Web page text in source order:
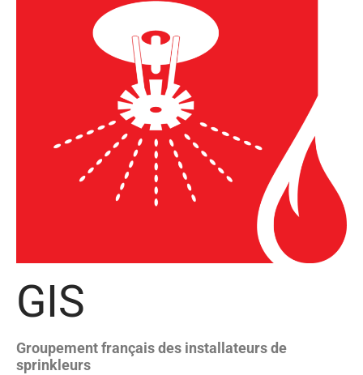
GIS
Groupement français des installateurs de
sprinkleurs